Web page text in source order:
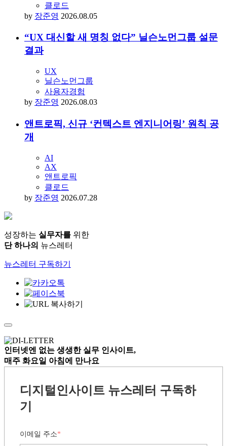
클로드
by 장준영 2026.08.05
“UX 대신할 새 명칭 없다” 닐슨노먼그룹 설문
결과
UX
닐슨노먼그룹
사용자경험
by 장준영 2026.08.03
앤트로픽, 신규 ‘컨텍스트 엔지니어링’ 원칙 공
개
AI
AX
앤트로픽
클로드
by 장준영 2026.07.28
성장하는 실무자를 위한
단 하나의 뉴스레터
뉴스레터 구독하기
인터넷엔 없는 생생한 실무 인사이트,
매주 화요일 아침에 만나요
디지털인사이트 뉴스레터 구독하
기
이메일 주소*